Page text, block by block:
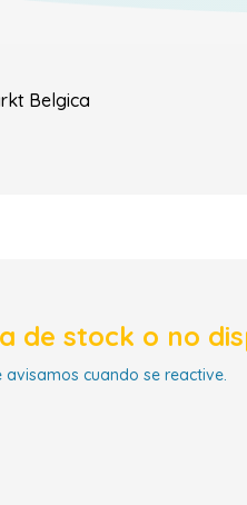
Belgica
de stock o no
cuando se reactive.